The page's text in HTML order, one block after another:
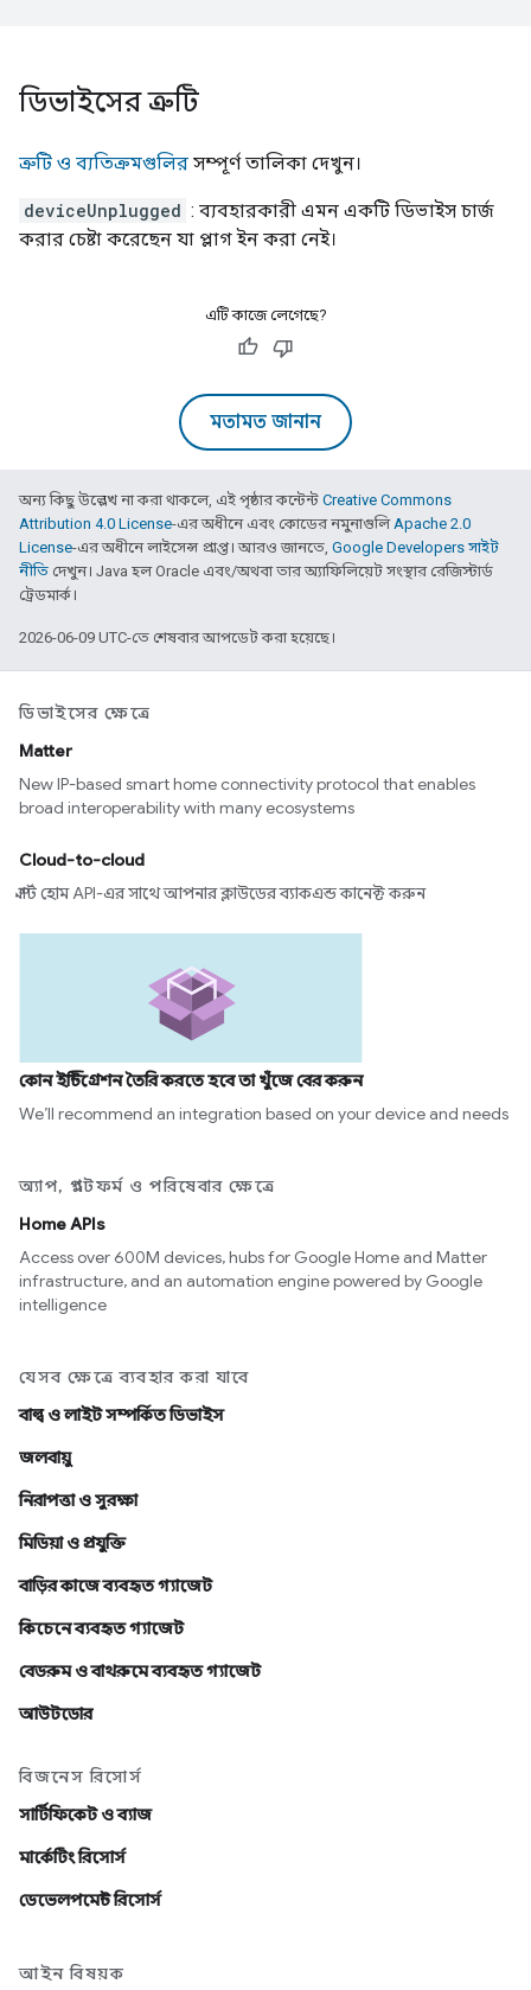
ডিভাইসের ত্রুটি
ত্রুটি ও ব্যতিক্রমগুলির সম্পূর্ণ তালিকা দেখুন।
deviceUnplugged : ব্যবহারকারী এমন একটি ডিভাইস চার্জ
করার চেষ্টা করেছেন যা প্লাগ ইন করা নেই।
এটি কাজে লেগেছে?
মতামত জানান
অন্য কিছু উল্লেখ না করা থাকলে, এই পৃষ্ঠার কন্টেন্ট Creative Commons
Attribution 4.0 License-এর অধীনে এবং কোডের নমুনাগুলিApache 2.0
License-এর অধীনে লাইসেন্স প্রাপ্ত। আরও জানতে, Google Developers সাইট
নীতি দেখুন। Java হল Oracle এবং/অথবা তার অ্যাফিলিয়েট সংস্থার রেজিস্টার্ড
ট্রেডমার্ক।
2026-06-09 UTC-তে শেষবার আপডেট করা হয়েছে।
ডিভাইসের ক্ষেত্রে
Matter
New IP-based smart home connectivity protocol that enables
broad interoperability with many ecosystems
Cloud-to-cloud
স্মার্ট হোম API-এর সাথে আপনার ক্লাউডের ব্যাকএন্ড কানেক্ট করুন
কোন ইন্টিগ্রেশন তৈরি করতে হবে তা খুঁজে বের করুন
We’ll recommend an integration based on your device and needs
অ্যাপ, প্ল্যাটফর্ম ও পরিষেবার ক্ষেত্রে
Home APIs
Access over 600M devices, hubs for Google Home and Matter
infrastructure, and an automation engine powered by Google
intelligence
যেসব ক্ষেত্রে ব্যবহার করা যাবে
বাল্ব ও লাইট সম্পর্কিত ডিভাইস
জলবায়ু
নিরাপত্তা ও সুরক্ষা
মিডিয়া ও প্রযুক্তি
বাড়ির কাজে ব্যবহৃত গ্যাজেট
কিচেনে ব্যবহৃত গ্যাজেট
বেডরুম ও বাথরুমে ব্যবহৃত গ্যাজেট
আউটডোর
বিজনেস রিসোর্স
সার্টিফিকেট ও ব্যাজ
মার্কেটিং রিসোর্স
ডেভেলপমেন্ট রিসোর্স
আইন বিষয়ক